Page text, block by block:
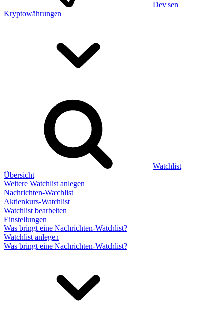
Devisen
Kryptowährungen
Watchlist
Übersicht
Weitere Watchlist anlegen
Nachrichten-Watchlist
Aktienkurs-Watchlist
Watchlist bearbeiten
Einstellungen
Was bringt eine Nachrichten-Watchlist?
Watchlist anlegen
Was bringt eine Nachrichten-Watchlist?